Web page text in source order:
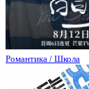
Романтика / Школа